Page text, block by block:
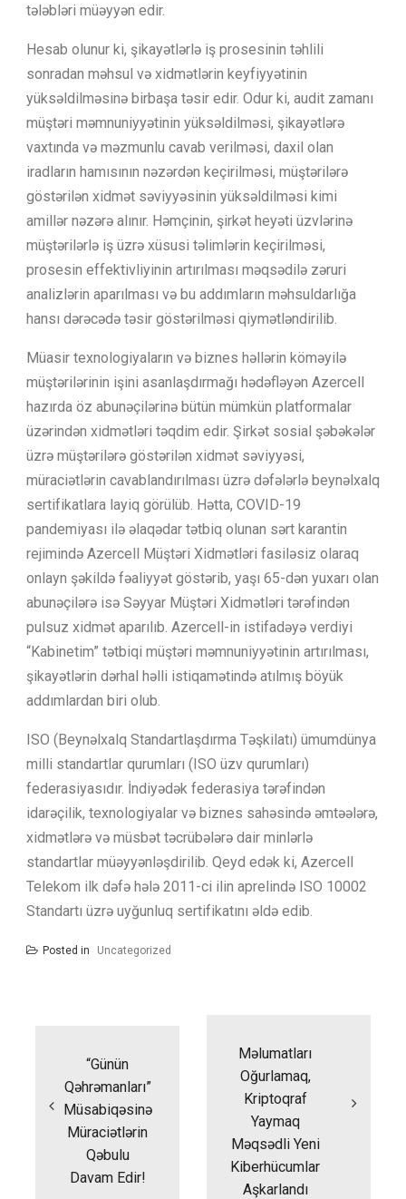
tələbləri müəyyən edir.
Hesab olunur ki, şikayətlərlə iş prosesinin təhlili
sonradan məhsul və xidmətlərin keyfiyyətinin
yüksəldilməsinə birbaşa təsir edir. Odur ki, audit zamanı
müştəri məmnuniyyətinin yüksəldilməsi, şikayətlərə
vaxtında və məzmunlu cavab verilməsi, daxil olan
iradların hamısının nəzərdən keçirilməsi, müştərilərə
göstərilən xidmət səviyyəsinin yüksəldilməsi kimi
amillər nəzərə alınır. Həmçinin, şirkət heyəti üzvlərinə
müştərilərlə iş üzrə xüsusi təlimlərin keçirilməsi,
prosesin effektivliyinin artırılması məqsədilə zəruri
analizlərin aparılması və bu addımların məhsuldarlığa
hansı dərəcədə təsir göstərilməsi qiymətləndirilib.
Müasir texnologiyaların və biznes həllərin köməyilə
müştərilərinin işini asanlaşdırmağı hədəfləyən Azercell
hazırda öz abunəçilərinə bütün mümkün platformalar
üzərindən xidmətləri təqdim edir. Şirkət sosial şəbəkələr
üzrə müştərilərə göstərilən xidmət səviyyəsi,
müraciətlərin cavablandırılması üzrə dəfələrlə beynəlxalq
sertifikatlara layiq görülüb. Hətta, COVID-19
pandemiyası ilə əlaqədar tətbiq olunan sərt karantin
rejimində Azercell Müştəri Xidmətləri fasiləsiz olaraq
onlayn şəkildə fəaliyyət göstərib, yaşı 65-dən yuxarı olan
abunəçilərə isə Səyyar Müştəri Xidmətləri tərəfindən
pulsuz xidmət aparılıb. Azercell-in istifadəyə verdiyi
“Kabinetim” tətbiqi müştəri məmnuniyyətinin artırılması,
şikayətlərin dərhal həlli istiqamətində atılmış böyük
addımlardan biri olub.
ISO (Beynəlxalq Standartlaşdırma Təşkilatı) ümumdünya
milli standartlar qurumları (ISO üzv qurumları)
federasiyasıdır. İndiyədək federasiya tərəfindən
idarəçilik, texnologiyalar və biznes sahəsində əmtəələrə,
xidmətlərə və müsbət təcrübələrə dair minlərlə
standartlar müəyyənləşdirilib. Qeyd edək ki, Azercell
Telekom ilk dəfə hələ 2011-ci ilin aprelində ISO 10002
Standartı üzrə uyğunluq sertifikatını əldə edib.
Posted in Uncategorized
“Günün
Qəhrəmanları”
Müsabiqəsinə
Müraciətlərin
Qəbulu
Davam Edir!
Məlumatları
Oğurlamaq,
Kriptoqraf
Yaymaq
Məqsədli Yeni
Kiberhücumlar
Aşkarlandı